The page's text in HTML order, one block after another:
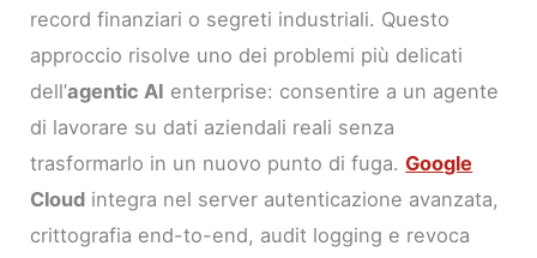
record finanziari o segreti industriali. Questo
approccio risolve uno dei problemi più delicati
dell’agentic AI enterprise: consentire a un agente
di lavorare su dati aziendali reali senza
trasformarlo in un nuovo punto di fuga.Google
Cloud integra nel server autenticazione avanzata,
crittografia end-to-end, audit logging e revoca